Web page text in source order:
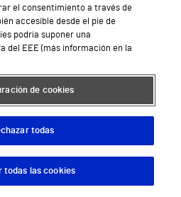
Vithas Vigo
Valencia Turia
Vithas Vitoria
(Benalmádena)
centros Vithas
el consentimiento a través de
accesible desde el pie de
podría suponer una
del EEE (más información en la
de cookies
todas
todas las cookies